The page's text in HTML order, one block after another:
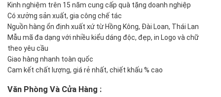
Kinh nghiệm trên 15 năm cung cấp quà tặng doanh nghiệp
Có xưởng sản xuất, gia công chế tác
Nguồn hàng ổn định xuất xứ từ Hồng Kông, Đài Loan, Thái Lan
Mẫu mã đa dạng với nhiều kiểu dáng độc, đẹp, in Logo và chữ
theo yêu cầu
Giao hàng nhanh toàn quốc
Cam kết chất lượng, giá rẻ nhất, chiết khấu % cao
Văn Phòng Và Cửa Hàng :